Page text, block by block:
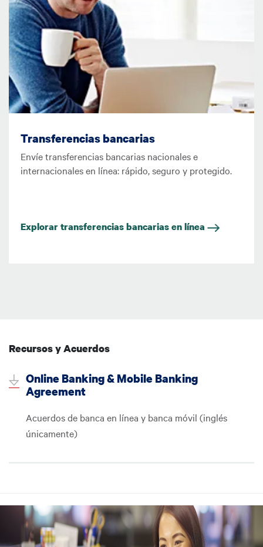
Transferencias bancarias
Envíe transferencias bancarias nacionales e
internacionales en línea: rápido, seguro y protegido.
Explorar transferencias bancarias en línea
Recursos y Acuerdos
Online Banking & Mobile Banking
Agreement
Acuerdos de banca en línea y banca móvil (inglés
únicamente)